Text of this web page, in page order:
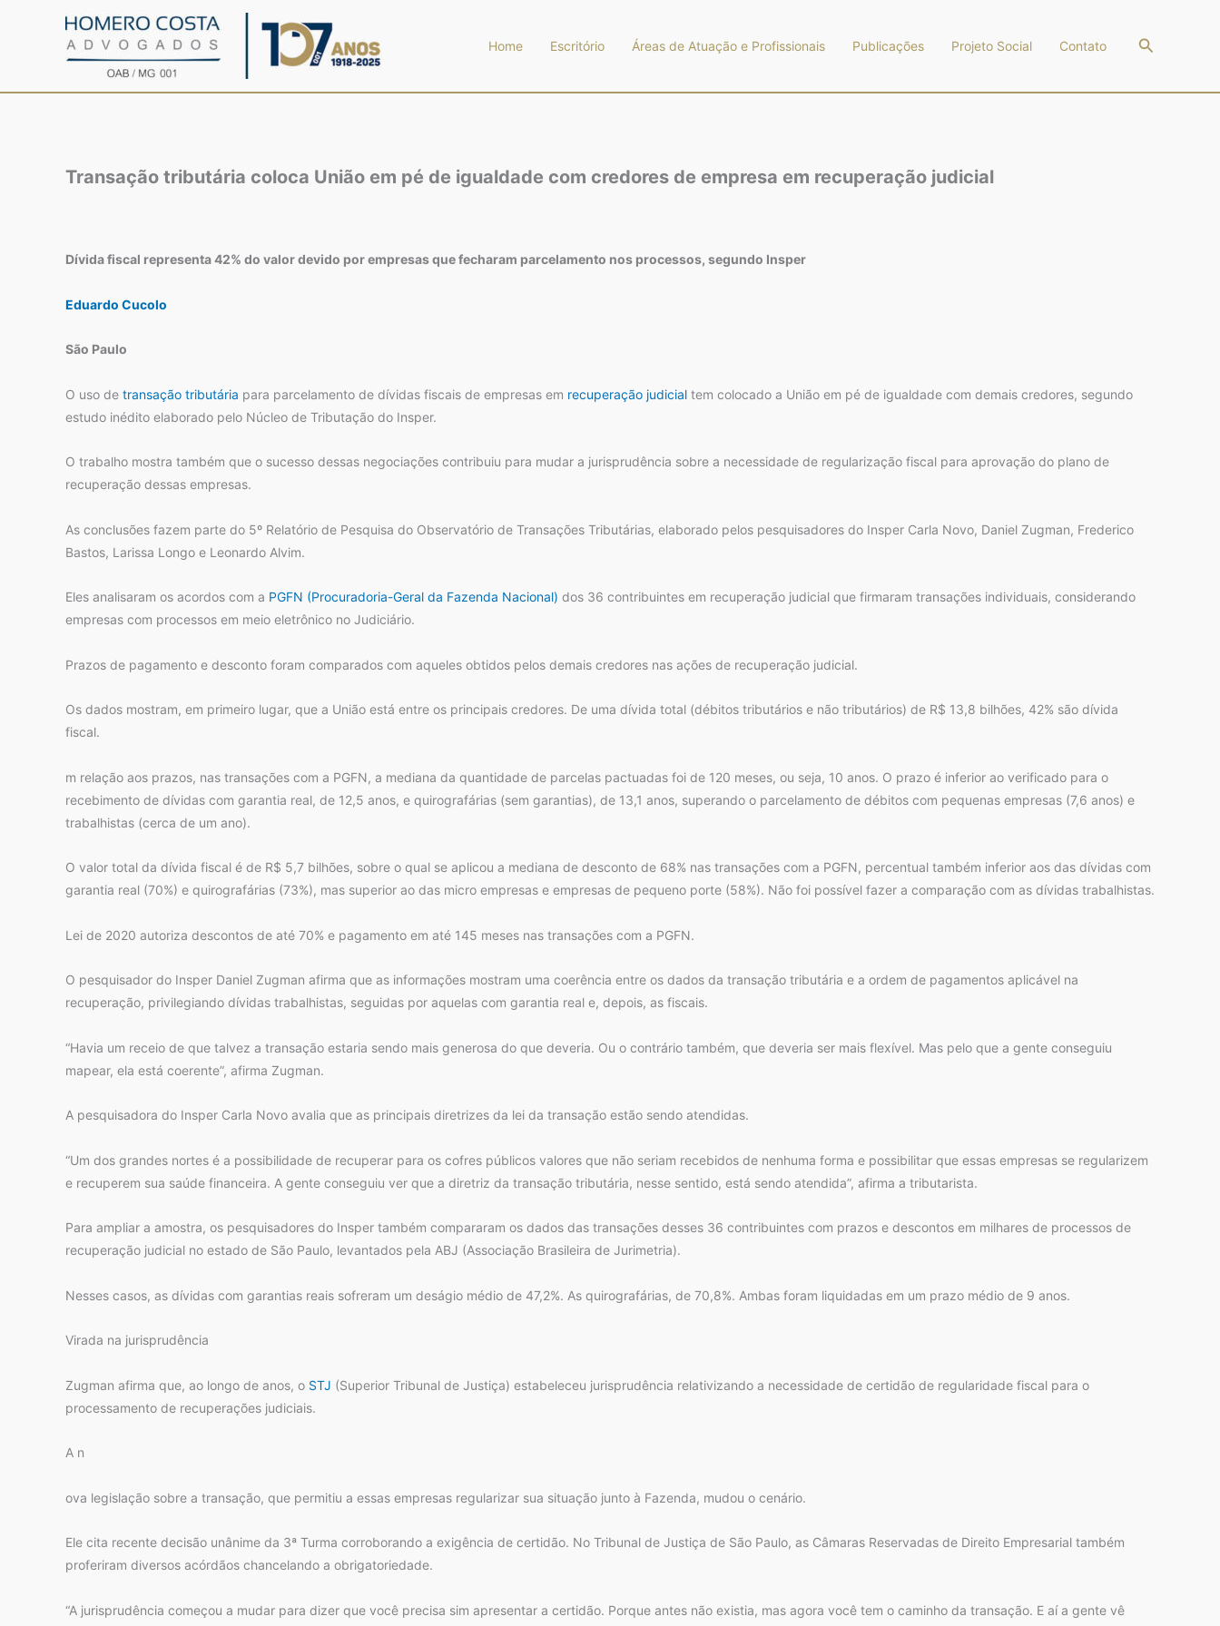
Home Escritório Áreas de Atuação e Profissionais Publicações Projeto Social Contato Pesquisar
Transação tributária coloca União em pé de igualdade com credores de empresa em recuperação judicial
Dívida fiscal representa 42% do valor devido por empresas que fecharam parcelamento nos processos, segundo Insper
Eduardo Cucolo
São Paulo
O uso de transação tributária para parcelamento de dívidas fiscais de empresas em recuperação judicial tem colocado a União em pé de igualdade com demais credores, segundo
estudo inédito elaborado pelo Núcleo de Tributação do Insper.
O trabalho mostra também que o sucesso dessas negociações contribuiu para mudar a jurisprudência sobre a necessidade de regularização fiscal para aprovação do plano de
recuperação dessas empresas.
As conclusões fazem parte do 5º Relatório de Pesquisa do Observatório de Transações Tributárias, elaborado pelos pesquisadores do Insper Carla Novo, Daniel Zugman, Frederico
Bastos, Larissa Longo e Leonardo Alvim.
Eles analisaram os acordos com a PGFN (Procuradoria-Geral da Fazenda Nacional) dos 36 contribuintes em recuperação judicial que firmaram transações individuais, considerando
empresas com processos em meio eletrônico no Judiciário.
Prazos de pagamento e desconto foram comparados com aqueles obtidos pelos demais credores nas ações de recuperação judicial.
Os dados mostram, em primeiro lugar, que a União está entre os principais credores. De uma dívida total (débitos tributários e não tributários) de R$ 13,8 bilhões, 42% são dívida
fiscal.
m relação aos prazos, nas transações com a PGFN, a mediana da quantidade de parcelas pactuadas foi de 120 meses, ou seja, 10 anos. O prazo é inferior ao verificado para o
recebimento de dívidas com garantia real, de 12,5 anos, e quirografárias (sem garantias), de 13,1 anos, superando o parcelamento de débitos com pequenas empresas (7,6 anos) e
trabalhistas (cerca de um ano).
O valor total da dívida fiscal é de R$ 5,7 bilhões, sobre o qual se aplicou a mediana de desconto de 68% nas transações com a PGFN, percentual também inferior aos das dívidas com
garantia real (70%) e quirografárias (73%), mas superior ao das micro empresas e empresas de pequeno porte (58%). Não foi possível fazer a comparação com as dívidas trabalhistas.
Lei de 2020 autoriza descontos de até 70% e pagamento em até 145 meses nas transações com a PGFN.
O pesquisador do Insper Daniel Zugman afirma que as informações mostram uma coerência entre os dados da transação tributária e a ordem de pagamentos aplicável na
recuperação, privilegiando dívidas trabalhistas, seguidas por aquelas com garantia real e, depois, as fiscais.
“Havia um receio de que talvez a transação estaria sendo mais generosa do que deveria. Ou o contrário também, que deveria ser mais flexível. Mas pelo que a gente conseguiu
mapear, ela está coerente”, afirma Zugman.
A pesquisadora do Insper Carla Novo avalia que as principais diretrizes da lei da transação estão sendo atendidas.
“Um dos grandes nortes é a possibilidade de recuperar para os cofres públicos valores que não seriam recebidos de nenhuma forma e possibilitar que essas empresas se regularizem
e recuperem sua saúde financeira. A gente conseguiu ver que a diretriz da transação tributária, nesse sentido, está sendo atendida”, afirma a tributarista.
Para ampliar a amostra, os pesquisadores do Insper também compararam os dados das transações desses 36 contribuintes com prazos e descontos em milhares de processos de
recuperação judicial no estado de São Paulo, levantados pela ABJ (Associação Brasileira de Jurimetria).
Nesses casos, as dívidas com garantias reais sofreram um deságio médio de 47,2%. As quirografárias, de 70,8%. Ambas foram liquidadas em um prazo médio de 9 anos.
Virada na jurisprudência
Zugman afirma que, ao longo de anos, o STJ (Superior Tribunal de Justiça) estabeleceu jurisprudência relativizando a necessidade de certidão de regularidade fiscal para o
processamento de recuperações judiciais.
A n
ova legislação sobre a transação, que permitiu a essas empresas regularizar sua situação junto à Fazenda, mudou o cenário.
Ele cita recente decisão unânime da 3ª Turma corroborando a exigência de certidão. No Tribunal de Justiça de São Paulo, as Câmaras Reservadas de Direito Empresarial também
proferiram diversos acórdãos chancelando a obrigatoriedade.
“A jurisprudência começou a mudar para dizer que você precisa sim apresentar a certidão. Porque antes não existia, mas agora você tem o caminho da transação. E aí a gente vê